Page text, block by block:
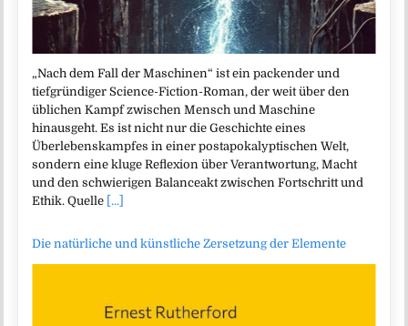
„Nach dem Fall der Maschinen“ ist ein packender und
tiefgründiger Science-Fiction-Roman, der weit über den
üblichen Kampf zwischen Mensch und Maschine
hinausgeht. Es ist nicht nur die Geschichte eines
Überlebenskampfes in einer postapokalyptischen Welt,
sondern eine kluge Reflexion über Verantwortung, Macht
und den schwierigen Balanceakt zwischen Fortschritt und
Ethik. Quelle [...]
Die natürliche und künstliche Zersetzung der Elemente